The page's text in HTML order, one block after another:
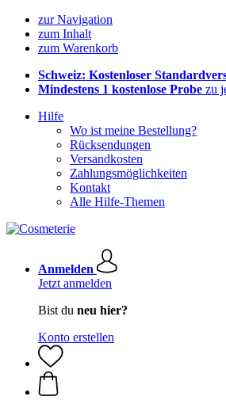
zur Navigation
zum Inhalt
zum Warenkorb
Schweiz: Kostenloser
Mindestens 1 kostenlose Probe zu
Hilfe
Wo ist meine Bestellung?
Rücksendungen
Versandkosten
Zahlungsmöglichkeiten
Kontakt
Alle Hilfe-Themen
Anmelden
Jetzt anmelden
Bist du neu hier?
Konto erstellen